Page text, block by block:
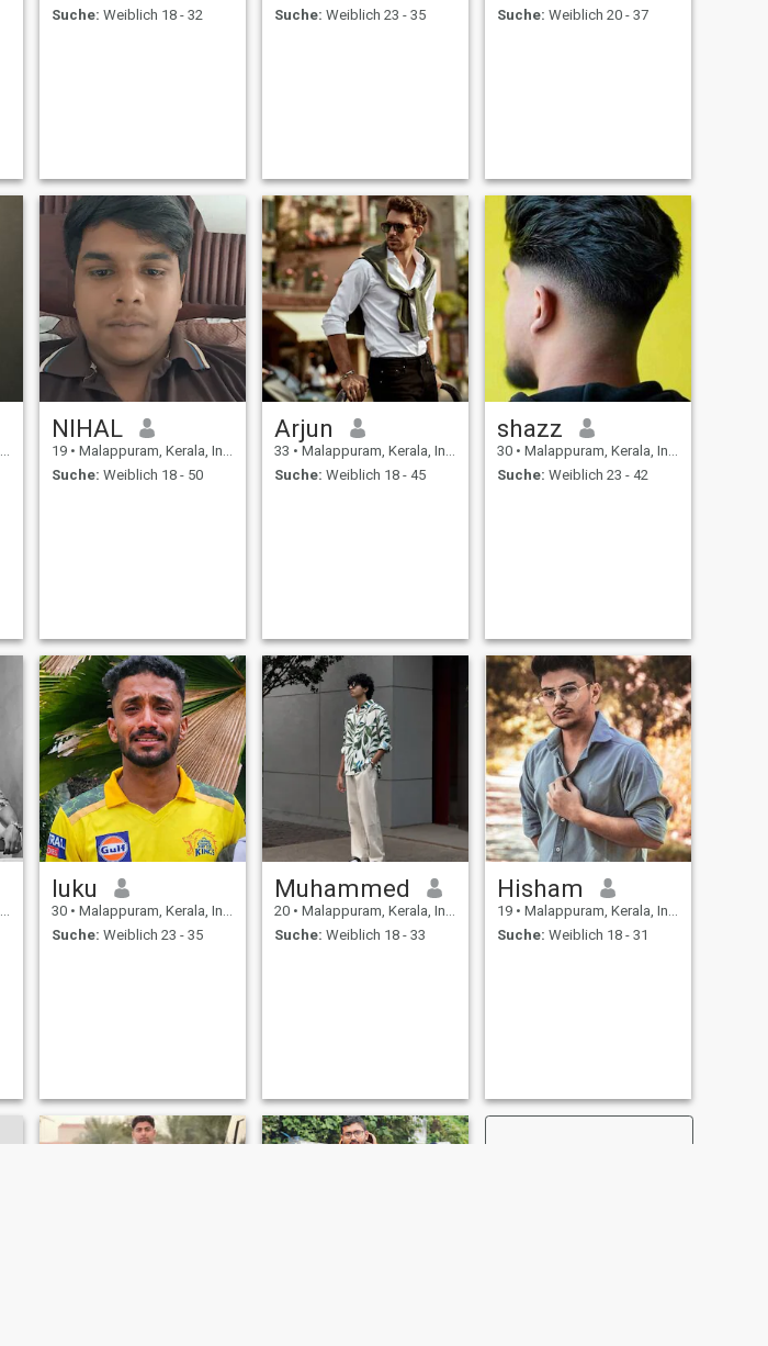
Suche: Weiblich 18 - 32
Suche: Weiblich 23 - 35
Suche: Weiblich 20 - 37
NIHAL
19 • Malappuram, Kerala, Indien
Suche: Weiblich 18 - 50
Arjun
33 • Malappuram, Kerala, Indien
Suche: Weiblich 18 - 45
shazz
30 • Malappuram, Kerala, Indien
Suche: Weiblich 23 - 42
luku
30 • Malappuram, Kerala, Indien
Suche: Weiblich 23 - 35
Muhammed
20 • Malappuram, Kerala, Indien
Suche: Weiblich 18 - 33
Hisham
19 • Malappuram, Kerala, Indien
Suche: Weiblich 18 - 31